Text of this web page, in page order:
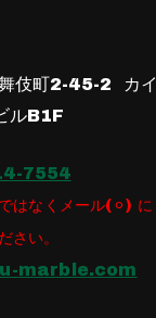
伎町2-45-2 カイ
ルB1F
7554
はなくメール(⚪︎) に
さい。
marble.com